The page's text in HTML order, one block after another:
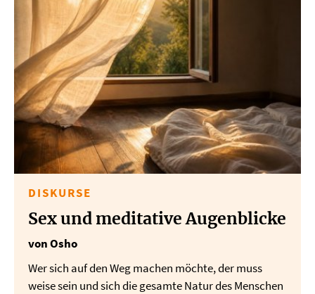
DISKURSE
Sex und meditative Augenblicke
von Osho
Wer sich auf den Weg machen möchte, der muss
weise sein und sich die gesamte Natur des Menschen